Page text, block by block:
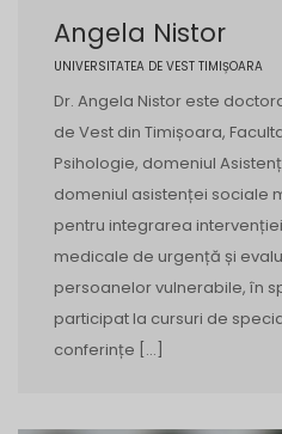
Angela Nistor
UNIVERSITATEA DE VEST TIMIȘOARA
Dr. Angela Nistor este
de Vest din Timișoara,
Psihologie, domeniul
domeniul asistenței sociale
pentru integrarea
medicale de urgență și
persoanelor vulnerabile, în
participat la cursuri de
conferințe […]